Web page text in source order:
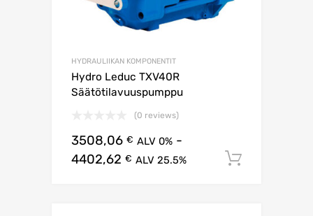
HYDRAULIIKAN KOMPONENTIT
Hydro Leduc TXV40R
Säätötilavuuspumppu
(0 reviews)
3508,06 € ALV 0% -
4402,62 € ALV 25.5%